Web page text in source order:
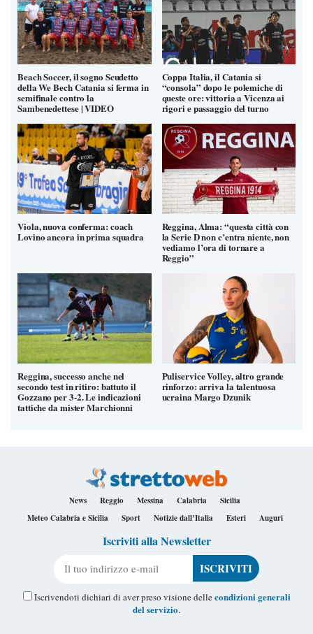
Beach Soccer, il sogno Scudetto
della We Bech Catania si ferma in
semifinale contro la
Sambenedettese | VIDEO
Coppa Italia, il Catania si
“consola” dopo le polemiche di
queste ore: vittoria a Vicenza ai
rigori e passaggio del turno
Viola, nuova conferma: coach
Lovino ancora in prima squadra
Reggina, Alma: “questa città con
la Serie D non c’entra niente, non
vediamo l’ora di tornare a
Reggio”
Reggina, successo anche nel
secondo test in ritiro: battuto il
Gozzano per 3-2. Le indicazioni
tattiche da mister Marchionni
Puliservice Volley, altro grande
rinforzo: arriva la talentuosa
ucraina Margo Dzunik
News Reggio Messina Calabria
Sicilia
Meteo Calabria e Sicilia
Sport Notizie dall’Italia Esteri Auguri
Iscriviti alla Newsletter
Iscrivendoti dichiari di aver preso visione dellecondizioni generali
del servizio.